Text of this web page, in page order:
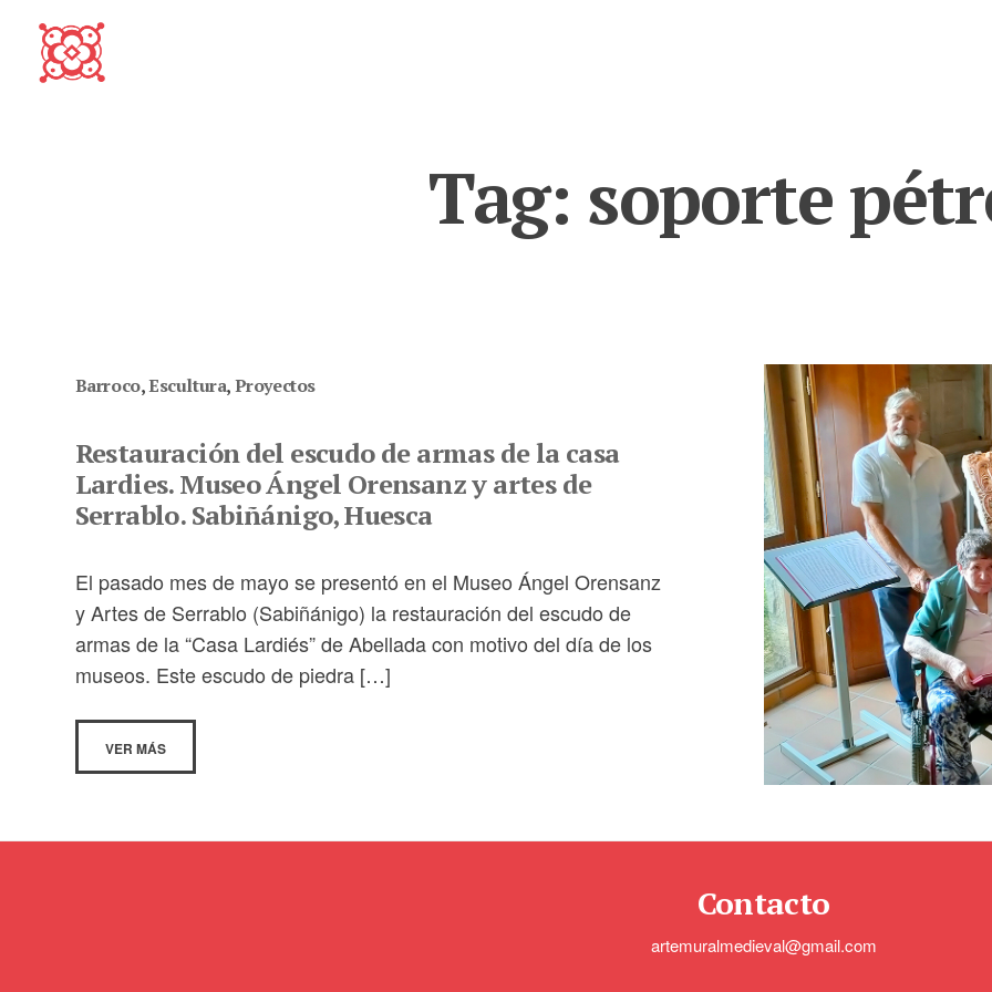
content
Tag: soporte
Barroco,Escultura,Proyectos
Restauración del escudo de armas de la casa
Lardies. Museo Ángel Orensanz y artes de
Serrablo. Sabiñánigo, Huesca
El pasado mes de mayo se presentó en el Museo Ángel Orensanz
y Artes de Serrablo (Sabiñánigo) la restauración del escudo de
armas de la “Casa Lardiés” de Abellada con motivo del día de los
museos. Este escudo de piedra […]
VER MÁS
Contacto
artemuralmedieval@gmail.com